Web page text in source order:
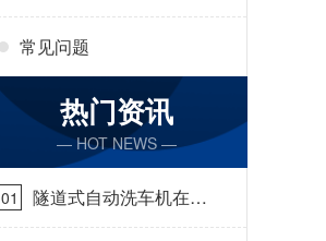
常见问题
热门资讯
— HOT NEWS —
01
隧道式自动洗车机在哪
里购买[隆茂鑫晟]